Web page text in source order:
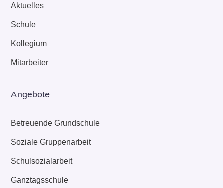
Aktuelles
Schule
Kollegium
Mitarbeiter
Angebote
Betreuende Grundschule
Soziale Gruppenarbeit
Schulsozialarbeit
Ganztagsschule